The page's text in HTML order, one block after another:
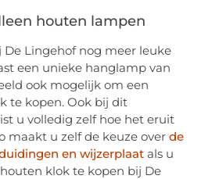
houten lampen
Lingehof nog meer leuke
een unieke hanglamp van
ook mogelijk om een
te kopen. Ook bij dit
u volledig zelf hoe het eruit
maakt u zelf de keuze over de
en wijzerplaat als u
klok te kopen bij De